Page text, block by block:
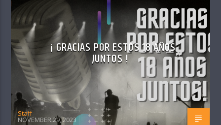
¡ GRACIAS POR ESTOS 18 AÑOS
JUNTOS !
Staff
NOVEMBER 29, 2023